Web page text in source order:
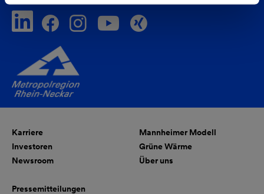
Karriere
Investoren
Newsroom
Mannheimer Modell
Grüne Wärme
Über uns
Pressemitteilungen